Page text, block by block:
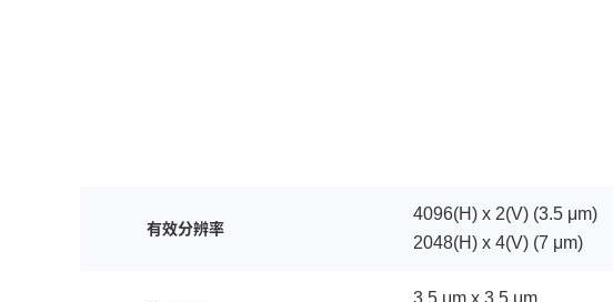
有效分辨率
4096(H) x 2(V) (3.5 μm)
2048(H) x 4(V) (7 μm)
3.5 μm x 3.5 μm